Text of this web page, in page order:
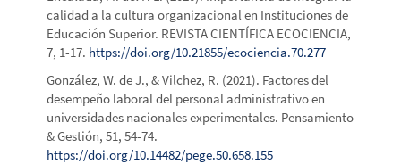
calidad a la cultura organizacional en Instituciones de
Educación Superior. REVISTA CIENTÍFICA ECOCIENCIA,
7, 1-17. https://doi.org/10.21855/ecociencia.70.277
González, W. de J., & Vilchez, R. (2021). Factores del
desempeño laboral del personal administrativo en
universidades nacionales experimentales. Pensamiento
& Gestión, 51, 54-74.
https://doi.org/10.14482/pege.50.658.155